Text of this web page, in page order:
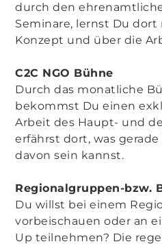
durch den
Seminare, lernst Du dort
Konzept und über die
C2C NGO Bühne
Durch das monatliche
bekommst Du einen
Arbeit des Haupt- und
erfährst dort, was
davon sein kannst.
Regionalgruppen-bzw.
Du willst bei einem
vorbeischauen oder an
Up teilnehmen? Die